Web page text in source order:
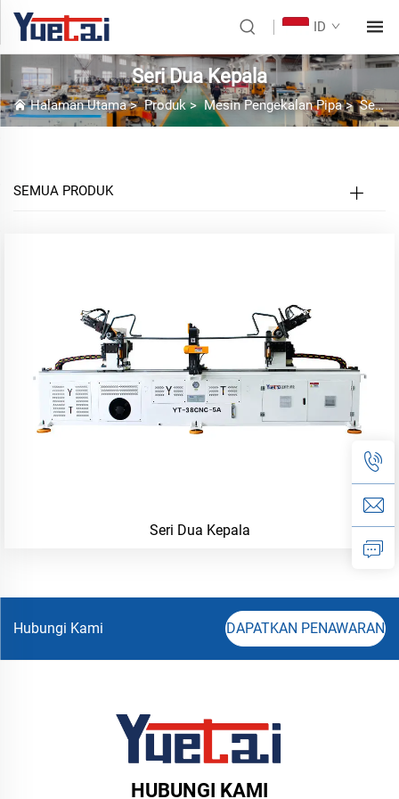
ID
Seri Dua Kepala
Halaman Utama>Produk>Mesin Pengekalan Pipa>Seri Dua Kepala
SEMUA PRODUK
Seri Dua Kepala
Hubungi Kami DAPATKAN PENAWARAN
HUBUNGI KAMI